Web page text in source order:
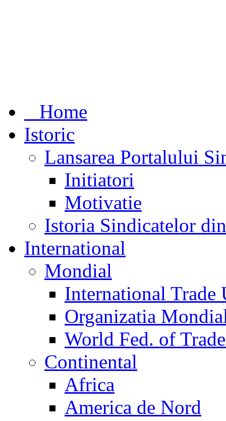
Home
Istoric
Lansarea Portalului
Initiatori
Motivatie
Istoria Sindicatelor
International
Mondial
International Trade
Organizatia
World Fed. of
Continental
Africa
America de Nord